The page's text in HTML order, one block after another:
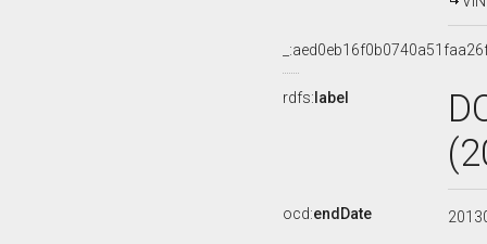
rdfs: label
ocd:endDate